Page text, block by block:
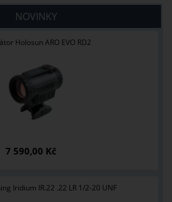
NOVINKY
Holosun ARO EVO RD2
7 590,00 Kč
Iridium IR.22 .22 LR 1/2-20 UNF